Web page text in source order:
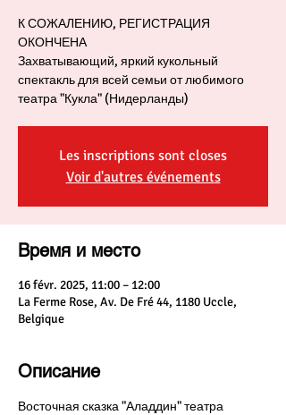
К СОЖАЛЕНИЮ, РЕГИСТРАЦИЯ
ОКОНЧЕНА
Захватывающий, яркий кукольный
спектакль для всей семьи от любимого
театра "Кукла" (Нидерланды)
Les inscriptions sont closes
Voir d'autres événements
Время и место
16 févr. 2025, 11:00 – 12:00
La Ferme Rose, Av. De Fré 44, 1180 Uccle,
Belgique
Описание
Восточная сказка "Аладдин" театра